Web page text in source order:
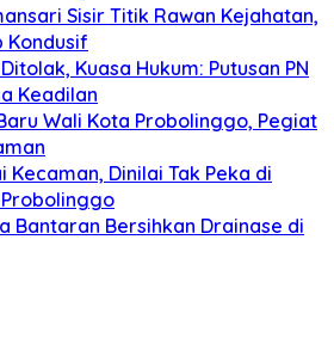
Sisir Titik Rawan Kejahatan,
Kondusif
Kuasa Hukum: Putusan PN
Keadilan
Wali Kota Probolinggo, Pegiat
Kecaman, Dinilai Tak Peka di
Bantaran Bersihkan Drainase di